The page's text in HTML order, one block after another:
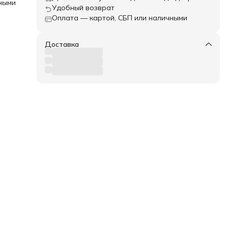
Удобный возврат
Оплата — картой, СБП или наличными
Доставка